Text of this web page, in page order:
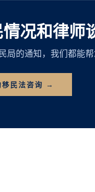
况和律师
局的通知，我们都能帮
移民法咨询 →